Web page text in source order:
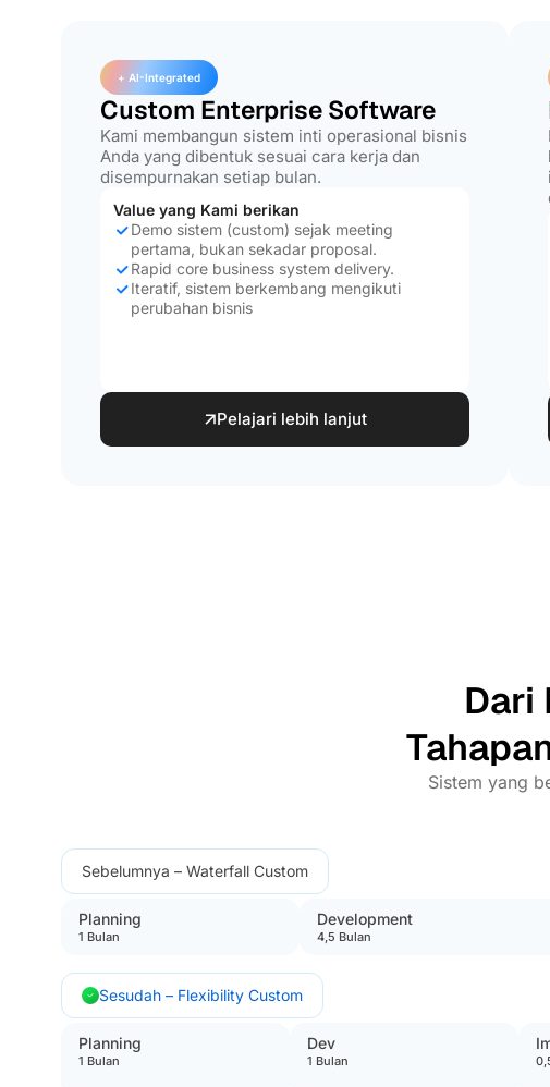
+ AI-Integrated
Custom Enterprise Software
Kami membangun sistem inti operasional bisnis
Anda yang dibentuk sesuai cara kerja dan
disempurnakan setiap bulan.
Value yang Kami berikan
Demo sistem (custom) sejak meeting
pertama, bukan sekadar proposal.
Rapid core business system delivery.
Iteratif, sistem berkembang mengikuti
perubahan bisnis
Pelajari lebih lanjut
Dari
Sistem yang
Sebelumnya – Waterfall Custom
Planning
1 Bulan
Development
4,5 Bulan
Sesudah – Flexibility Custom
Planning
1 Bulan
Dev
1 Bulan